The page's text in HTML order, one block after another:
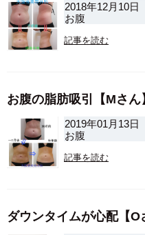
2018年12月10日
お腹
記事を読む
お腹の脂肪吸引【Mさ
2019年01月13日
お腹
記事を読む
ダウンタイムが心配【O